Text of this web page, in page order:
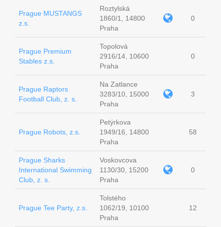
Prague MUSTANGS
z.s.
Roztylská
1860/1, 14800
Praha
0
Prague Premium
Stables z.s.
Topolová
2916/14, 10600
Praha
0
Prague Raptors
Football Club, z. s.
Na Zatlance
3283/10, 15000
Praha
3
Prague Robots, z.s.
Petýrkova
1949/16, 14800
Praha
58
Prague Sharks
International Swimming
Club, z. s.
Voskovcova
1130/30, 15200
Praha
0
Prague Tee Party, z.s.
Tolstého
1062/19, 10100
Praha
12